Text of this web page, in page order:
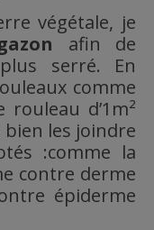
végétale, je
afin de
serré. En
comme
d’1m²
les joindre
:comme la
contre derme
épiderme